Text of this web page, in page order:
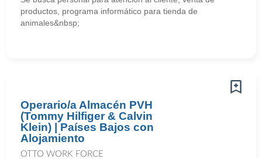
productos, programa informático para tienda de
animales&nbsp;
Operario/a Almacén PVH
(Tommy Hilfiger & Calvin
Klein) | Países Bajos con
Alojamiento
OTTO WORK FORCE